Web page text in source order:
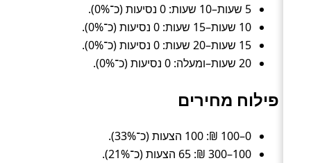
5 שעות–10 שעות: 0 נסיעות (כ־0%).
10 שעות–15 שעות: 0 נסיעות (כ־0%).
15 שעות–20 שעות: 0 נסיעות (כ־0%).
20 שעות–ומעלה: 0 נסיעות (כ־0%).
פילוח מחירים
0–100 ₪: 100 הצעות (כ־33%).
100–300 ₪: 65 הצעות (כ־21%).